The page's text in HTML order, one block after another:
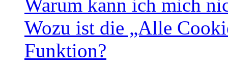
Warum kann ich mich
Wozu ist die „Alle
Funktion?